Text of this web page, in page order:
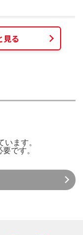
見る
ます。
要です。